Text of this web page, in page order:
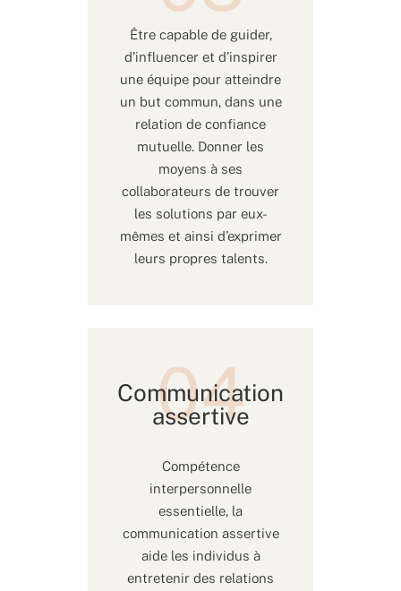
Être capable de guider,
d’influencer et d’inspirer
une équipe pour atteindre
un but commun, dans une
relation de confiance
mutuelle. Donner les
moyens à ses
collaborateurs de trouver
les solutions par eux-
mêmes et ainsi d’exprimer
leurs propres talents.
Communication
assertive
Compétence
interpersonnelle
essentielle, la
communication assertive
aide les individus à
entretenir des relations